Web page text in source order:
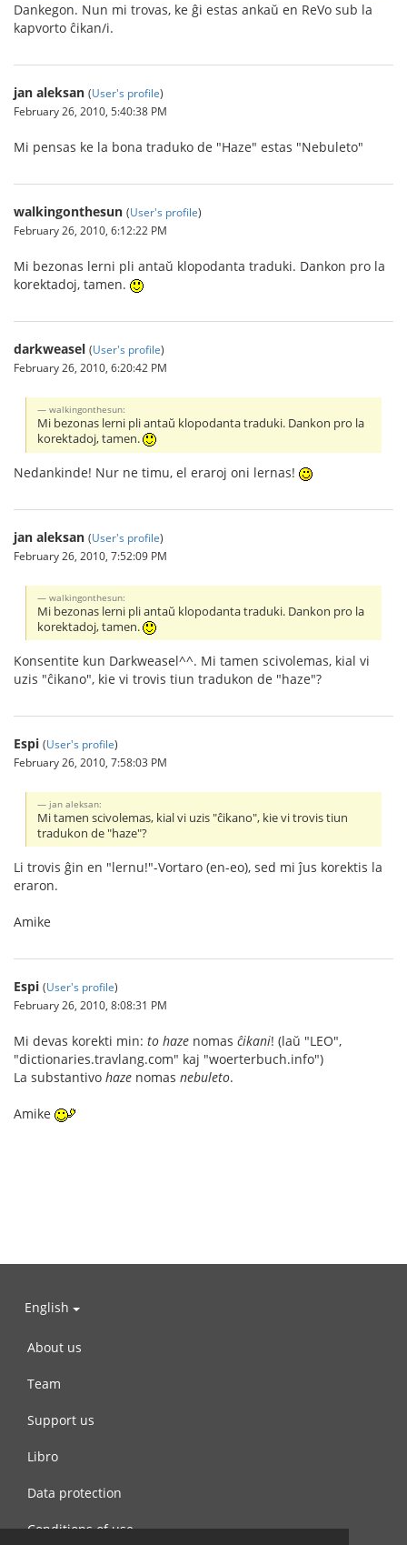
Dankegon. Nun mi trovas, ke ĝi estas ankaŭ en ReVo sub la
kapvorto ĉikan/i.
jan aleksan (User's profile)
February 26, 2010, 5:40:38 PM
Mi pensas ke la bona traduko de "Haze" estas "Nebuleto"
walkingonthesun (User's profile)
February 26, 2010, 6:12:22 PM
Mi bezonas lerni pli antaŭ klopodanta traduki. Dankon pro la
korektadoj, tamen.
darkweasel (User's profile)
February 26, 2010, 6:20:42 PM
walkingonthesun:
Mi bezonas lerni pli antaŭ klopodanta traduki. Dankon pro la
korektadoj, tamen.
Nedankinde! Nur ne timu, el eraroj oni lernas!
jan aleksan (User's profile)
February 26, 2010, 7:52:09 PM
walkingonthesun:
Mi bezonas lerni pli antaŭ klopodanta traduki. Dankon pro la
korektadoj, tamen.
Konsentite kun Darkweasel^^. Mi tamen scivolemas, kial vi
uzis "ĉikano", kie vi trovis tiun tradukon de "haze"?
Espi (User's profile)
February 26, 2010, 7:58:03 PM
jan aleksan:
Mi tamen scivolemas, kial vi uzis "ĉikano", kie vi trovis tiun
tradukon de "haze"?
Li trovis ĝin en "lernu!"-Vortaro (en-eo), sed mi ĵus korektis la
eraron.
Amike
Espi (User's profile)
February 26, 2010, 8:08:31 PM
Mi devas korekti min: to haze nomas ĉikani! (laŭ "LEO",
"dictionaries.travlang.com" kaj "woerterbuch.info")
La substantivo haze nomas nebuleto.
Amike
English
About us
Team
Support us
Libro
Data protection
Conditions of use